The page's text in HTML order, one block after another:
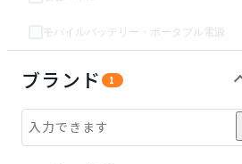
モバイルバッテリー・ポータブル電源
ブランド 1